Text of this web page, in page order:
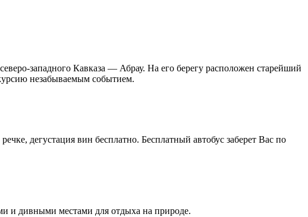
западного Кавказа — Абрау. На его берегу расположен старейший
незабываемым событием.
дегустация вин бесплатно. Бесплатный автобус заберет Вас по
и дивными местами для отдыха на природе.